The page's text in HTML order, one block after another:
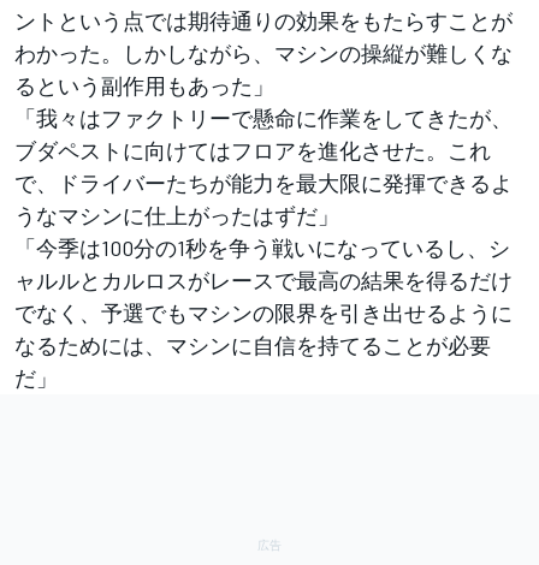
ントという点では期待通りの効果をもたらすことが
わかった。しかしながら、マシンの操縦が難しくな
るという副作用もあった」
「我々はファクトリーで懸命に作業をしてきたが、
ブダペストに向けてはフロアを進化させた。これ
で、ドライバーたちが能力を最大限に発揮できるよ
うなマシンに仕上がったはずだ」
「今季は100分の1秒を争う戦いになっているし、シ
ャルルとカルロスがレースで最高の結果を得るだけ
でなく、予選でもマシンの限界を引き出せるように
なるためには、マシンに自信を持てることが必要
だ」